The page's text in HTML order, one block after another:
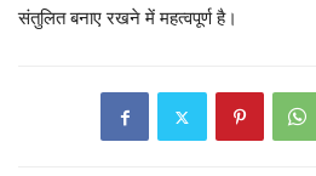
संतुलित बनाए रखने में महत्वपूर्ण है।